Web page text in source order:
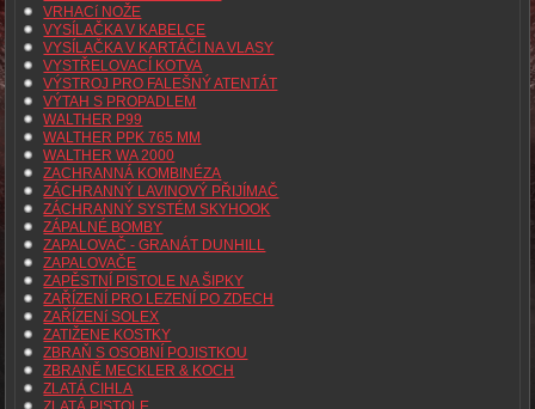
VRHACí NOŽE
VYSÍLAČKA V KABELCE
VYSÍLAČKA V KARTÁČI NA VLASY
VYSTŘELOVACÍ KOTVA
VÝSTROJ PRO FALEŠNÝ ATENTÁT
VÝTAH S PROPADLEM
WALTHER P99
WALTHER PPK 765 MM
WALTHER WA 2000
ZACHRANNÁ KOMBINÉZA
ZÁCHRANNÝ LAVINOVÝ PŘIJÍMAČ
ZÁCHRANNÝ SYSTÉM SKYHOOK
ZÁPALNÉ BOMBY
ZAPALOVAČ - GRANÁT DUNHILL
ZAPALOVAČE
ZAPĚSTNÍ PISTOLE NA ŠIPKY
ZAŘÍZENÍ PRO LEZENÍ PO ZDECH
ZAŘÍZENí SOLEX
ZATIŽENE KOSTKY
ZBRAŇ S OSOBNÍ POJISTKOU
ZBRANĚ MECKLER & KOCH
ZLATÁ CIHLA